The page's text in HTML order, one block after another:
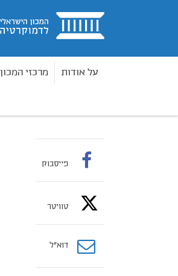
בית
על אודות מרכזי המכון
פייסבוק
טוויטר
דוא”ל